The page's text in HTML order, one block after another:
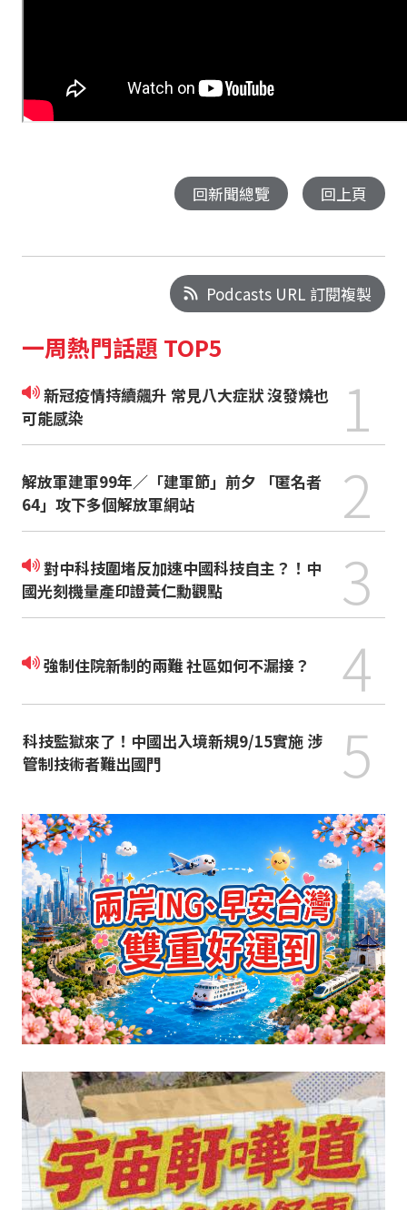
回新聞總覽 回上頁
Podcasts URL 訂閱複製
一周熱門話題 TOP5
新冠疫情持續飆升 常見八大症狀 沒發燒也
可能感染
1
解放軍建軍99年／「建軍節」前夕 「匿名者
64」攻下多個解放軍網站
2
對中科技圍堵反加速中國科技自主？！中
國光刻機量產印證黃仁勳觀點
3
強制住院新制的兩難 社區如何不漏接？ 4
科技監獄來了！中國出入境新規9/15實施 涉
管制技術者難出國門
5